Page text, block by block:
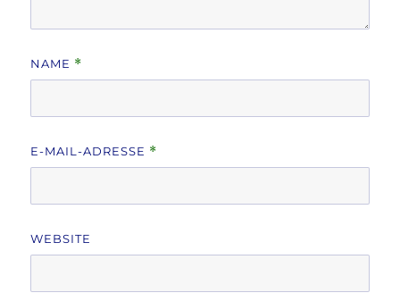
NAME *
E-MAIL-ADRESSE *
WEBSITE